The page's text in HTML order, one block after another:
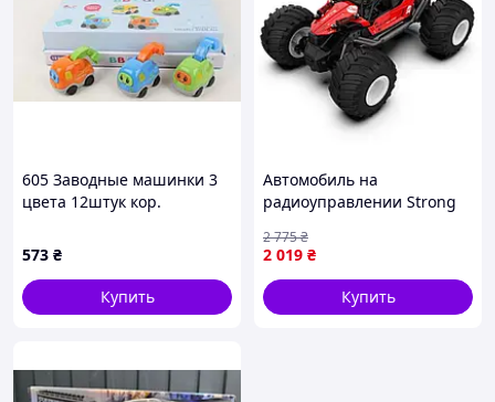
605 Заводные машинки 3
цвета 12штук кор.
573 ₴
Купить
Автомобиль на
радиоуправлении Strong
световые и звуковые
эффекты Seli Автомобіль
на радіокеруванні Strong
2 019 ₴
2 775₴
Купить